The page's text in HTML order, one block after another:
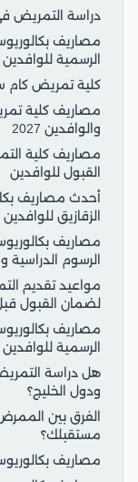
دراسة التمريض
مصاريف
الرسمية للوافدين 2027
كلية تمريض كام
مصاريف كلية
والوافدين 2027
القبول للوافدين
أحدث مصاريف
الزقازيق للوافدين
مصاريف
الرسوم الدراسية
لضمان القبول
مصاريف
الرسمية للوافدين
هل دراسة
ودول الخليج؟
الفرق بين
مستقبلك؟
مصاريف